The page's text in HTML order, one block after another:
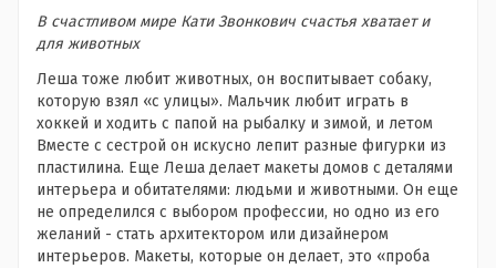
В счастливом мире Кати Звонкович счастья хватает и
для животных
Леша тоже любит животных, он воспитывает собаку,
которую взял «с улицы». Мальчик любит играть в
хоккей и ходить с папой на рыбалку и зимой, и летом
Вместе с сестрой он искусно лепит разные фигурки из
пластилина. Еще Леша делает макеты домов с деталями
интерьера и обитателями: людьми и животными. Он еще
не определился с выбором профессии, но одно из его
желаний - стать архитектором или дизайнером
интерьеров. Макеты, которые он делает, это «проба